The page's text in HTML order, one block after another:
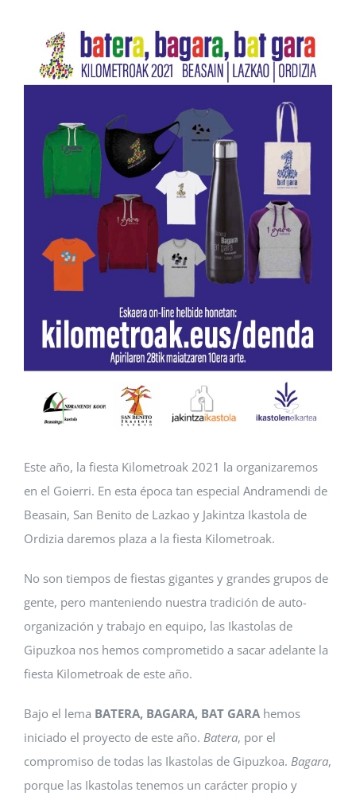
Este año, la fiesta Kilometroak 2021 la organizaremos
en el Goierri. En esta época tan especial Andramendi de
Beasain, San Benito de Lazkao y Jakintza Ikastola de
Ordizia daremos plaza a la fiesta Kilometroak.
No son tiempos de fiestas gigantes y grandes grupos de
gente, pero manteniendo nuestra tradición de auto-
organización y trabajo en equipo, las Ikastolas de
Gipuzkoa nos hemos comprometido a sacar adelante la
fiesta Kilometroak de este año.
Bajo el lema BATERA, BAGARA, BAT GARA hemos
iniciado el proyecto de este año. Batera, por el
compromiso de todas las Ikastolas de Gipuzkoa. Bagara,
porque las Ikastolas tenemos un carácter propio y